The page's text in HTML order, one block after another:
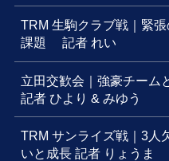
TRM 生駒クラブ戦｜緊
課題 記者 れい
立田交歓会｜強豪チー
記者 ひより & みゆう
TRM サンライズ戦｜3人
いと成長 記者 りょうま